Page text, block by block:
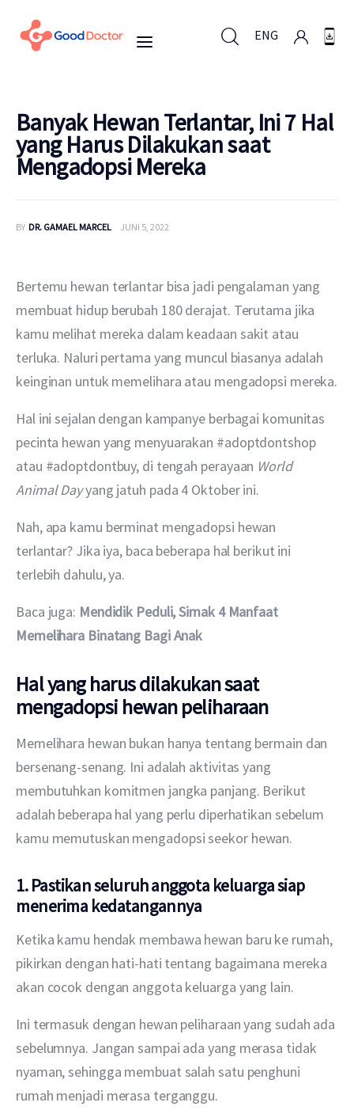
ENG
ENG
Untuk Bisnis
Layanan
Banyak Hewan Terlantar, Ini 7 Hal
yang Harus Dilakukan saat
Mengadopsi Mereka
BY DR. GAMAEL MARCEL JUNI 5, 2022
Bertemu hewan terlantar bisa jadi pengalaman yang
membuat hidup berubah 180 derajat. Terutama jika
kamu melihat mereka dalam keadaan sakit atau
terluka. Naluri pertama yang muncul biasanya adalah
keinginan untuk memelihara atau mengadopsi mereka.
Hal ini sejalan dengan kampanye berbagai komunitas
pecinta hewan yang menyuarakan #adoptdontshop
atau #adoptdontbuy, di tengah perayaan World
Animal Day yang jatuh pada 4 Oktober ini.
Nah, apa kamu berminat mengadopsi hewan
terlantar? Jika iya, baca beberapa hal berikut ini
terlebih dahulu, ya.
Baca juga: Mendidik Peduli, Simak 4 Manfaat
Memelihara Binatang Bagi Anak
Hal yang harus dilakukan saat
mengadopsi hewan peliharaan
Memelihara hewan bukan hanya tentang bermain dan
bersenang-senang. Ini adalah aktivitas yang
membutuhkan komitmen jangka panjang. Berikut
adalah beberapa hal yang perlu diperhatikan sebelum
kamu memutuskan mengadopsi seekor hewan.
1. Pastikan seluruh anggota keluarga siap
menerima kedatangannya
Ketika kamu hendak membawa hewan baru ke rumah,
pikirkan dengan hati-hati tentang bagaimana mereka
akan cocok dengan anggota keluarga yang lain.
Ini termasuk dengan hewan peliharaan yang sudah ada
sebelumnya. Jangan sampai ada yang merasa tidak
nyaman, sehingga membuat salah satu penghuni
rumah menjadi merasa terganggu.